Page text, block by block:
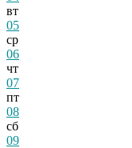
вт
05
ср
06
чт
07
пт
08
сб
09